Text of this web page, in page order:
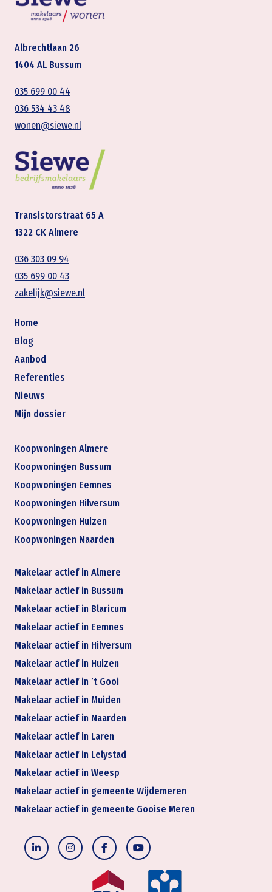
Albrechtlaan 26
1404 AL Bussum
035 699 00 44
036 534 43 48
wonen@siewe.nl
Transistorstraat 65 A
1322 CK Almere
036 303 09 94
035 699 00 43
zakelijk@siewe.nl
Home
Blog
Aanbod
Referenties
Nieuws
Mijn dossier
Koopwoningen Almere
Koopwoningen Bussum
Koopwoningen Eemnes
Koopwoningen Hilversum
Koopwoningen Huizen
Koopwoningen Naarden
Makelaar actief in Almere
Makelaar actief in Bussum
Makelaar actief in Blaricum
Makelaar actief in Eemnes
Makelaar actief in Hilversum
Makelaar actief in Huizen
Makelaar actief in ’t Gooi
Makelaar actief in Muiden
Makelaar actief in Naarden
Makelaar actief in Laren
Makelaar actief in Lelystad
Makelaar actief in Weesp
Makelaar actief in gemeente Wijdemeren
Makelaar actief in gemeente Gooise Meren